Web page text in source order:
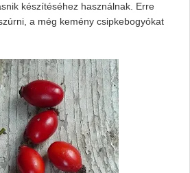
készítéséhez használnak. Erre
a még kemény csipkebogyókat